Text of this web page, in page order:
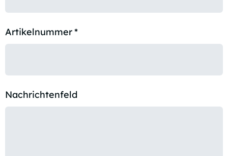
Artikelnummer*
Nachrichtenfeld